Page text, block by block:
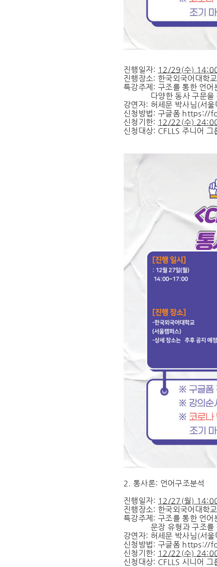
진행일자: 12/29(수)
진행장소: 한국외국어대학
특강주제: 구조를 통한 언어
다양한 동사 구문을 통
강연자: 허세문 박사님(서
신청방법: 구글폼 https://
신청기한: 12/22(수)
신청대상: CFLLS 주니어
2. 통사론: 언어구조분석
진행일자: 12/27(월)
진행장소: 한국외국어대학
특강주제: 구조를 통한 언어
문장 유형과 구조를
강연자: 허세문 박사님(서
신청방법: 구글폼 https://
신청기한: 12/22(수)
신청대상: CFLLS 시니어